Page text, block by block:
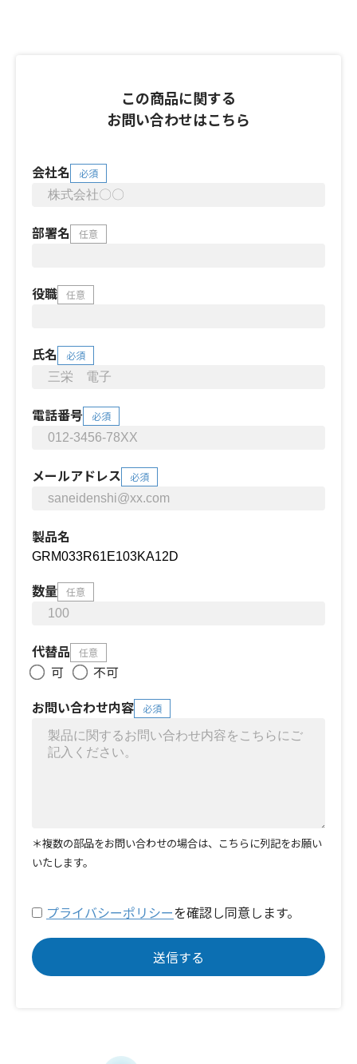
この商品に関する
お問い合わせはこちら
会社名 必須
部署名 任意
役職 任意
氏名 必須
電話番号 必須
メールアドレス 必須
製品名
数量 任意
代替品 任意
可
不可
お問い合わせ内容
必須
＊複数の部品をお問い合わせの場合は、こちらに列記をお願い
いたします。
プライバシーポリシーを確認し同意します。